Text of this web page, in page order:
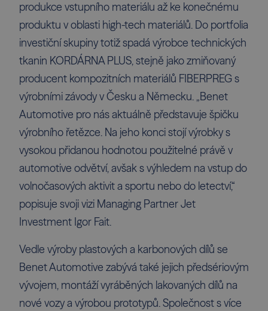
produkce vstupního materiálu až ke konečnému
produktu v oblasti high-tech materiálů. Do portfolia
investiční skupiny totiž spadá výrobce technických
tkanin KORDÁRNA PLUS, stejně jako zmiňovaný
producent kompozitních materiálů FIBERPREG s
výrobními závody v Česku a Německu. „Benet
Automotive pro nás aktuálně představuje špičku
výrobního řetězce. Na jeho konci stojí výrobky s
vysokou přidanou hodnotou použitelné právě v
automotive odvětví, avšak s výhledem na vstup do
volnočasových aktivit a sportu nebo do letectví,“
popisuje svoji vizi Managing Partner Jet
Investment Igor Fait.
Vedle výroby plastových a karbonových dílů se
Benet Automotive zabývá také jejich předsériovým
vývojem, montáží vyráběných lakovaných dílů na
nové vozy a výrobou prototypů. Společnost s více